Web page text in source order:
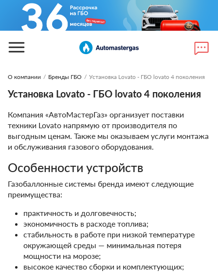
О компании / Бренды ГБО / Установка Lovato - ГБО lovato 4 поколения
Установка Lovato - ГБО lovato 4 поколения
Компания «АвтоМастерГаз» организует поставки
техники Lovato напрямую от производителя по
выгодным ценам. Также мы оказываем услуги монтажа
и обслуживания газового оборудования.
Особенности устройств
Газобаллонные системы бренда имеют следующие
преимущества:
практичность и долговечность;
экономичность в расходе топлива;
стабильность в работе при низкой температуре
окружающей среды — минимальная потеря
мощности на морозе;
высокое качество сборки и комплектующих;